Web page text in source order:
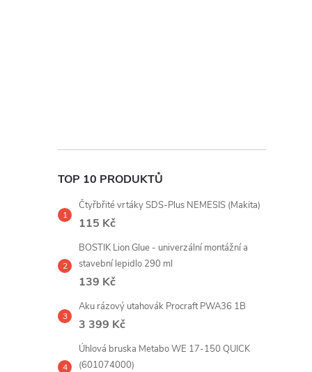
í
p
a
n
l
TOP 10 PRODUKTŮ
Čtyřbřité vrtáky SDS-Plus NEMESIS (Makita)
115 Kč
BOSTIK Lion Glue - univerzální montážní a
stavební lepidlo 290 ml
139 Kč
Aku rázový utahovák Procraft PWA36 1B
3 399 Kč
Úhlová bruska Metabo WE 17-150 QUICK
(601074000)